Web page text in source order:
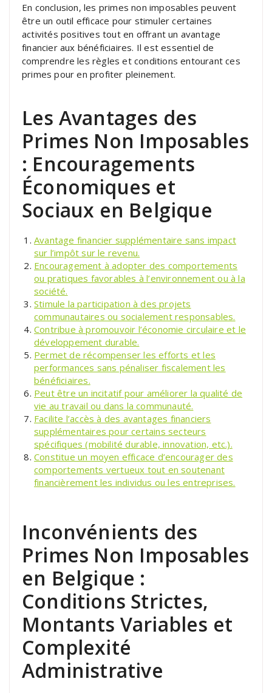
En conclusion, les primes non imposables peuvent
être un outil efficace pour stimuler certaines
activités positives tout en offrant un avantage
financier aux bénéficiaires. Il est essentiel de
comprendre les règles et conditions entourant ces
primes pour en profiter pleinement.
Les Avantages des
Primes Non Imposables
: Encouragements
Économiques et
Sociaux en Belgique
Avantage financier supplémentaire sans impact
sur l’impôt sur le revenu.
Encouragement à adopter des comportements
ou pratiques favorables à l’environnement ou à la
société.
Stimule la participation à des projets
communautaires ou socialement responsables.
Contribue à promouvoir l’économie circulaire et le
développement durable.
Permet de récompenser les efforts et les
performances sans pénaliser fiscalement les
bénéficiaires.
Peut être un incitatif pour améliorer la qualité de
vie au travail ou dans la communauté.
Facilite l’accès à des avantages financiers
supplémentaires pour certains secteurs
spécifiques (mobilité durable, innovation, etc.).
Constitue un moyen efficace d’encourager des
comportements vertueux tout en soutenant
financièrement les individus ou les entreprises.
Inconvénients des
Primes Non Imposables
en Belgique :
Conditions Strictes,
Montants Variables et
Complexité
Administrative